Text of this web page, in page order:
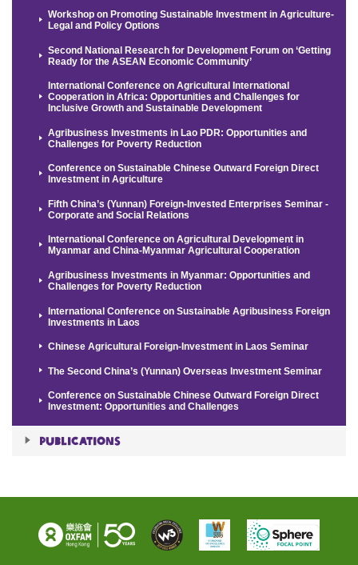
Workshop on Promoting Sustainable Investment in Agriculture-
Legal and Policy Options
Second National Research for Development Forum on ‘Getting
Ready for the ASEAN Economic Community’
International Conference on Agricultural International
Cooperation in Africa: Opportunities and Challenges for
Inclusive Growth and Sustainable Development
Agribusiness Investments in Lao PDR: Opportunities and
Challenges for Poverty Reduction
Conference on Sustainable Chinese Outward Foreign Direct
Investment in Agriculture
Fifth China’s (Yunnan) Foreign-Invested Enterprises Seminar -
Corporate and Social Relations
International Conference on Agricultural Development in
Myanmar and China-Myanmar Agricultural Cooperation
Agribusiness Investments in Myanmar: Opportunities and
Challenges for Poverty Reduction
International Conference on Sustainable Agribusiness Foreign
Investments in Laos
Chinese Agricultural Foreign-Investment in Laos Seminar
The Second China’s (Yunnan) Overseas Investment Seminar
Conference on Sustainable Chinese Outward Foreign Direct
Investment: Opportunities and Challenges
Publications